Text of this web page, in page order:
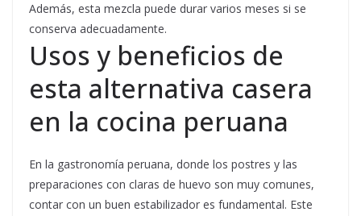
Además, esta mezcla puede durar varios meses si se
conserva adecuadamente.
Usos y beneficios de
esta alternativa casera
en la cocina peruana
En la gastronomía peruana, donde los postres y las
preparaciones con claras de huevo son muy comunes,
contar con un buen estabilizador es fundamental. Este